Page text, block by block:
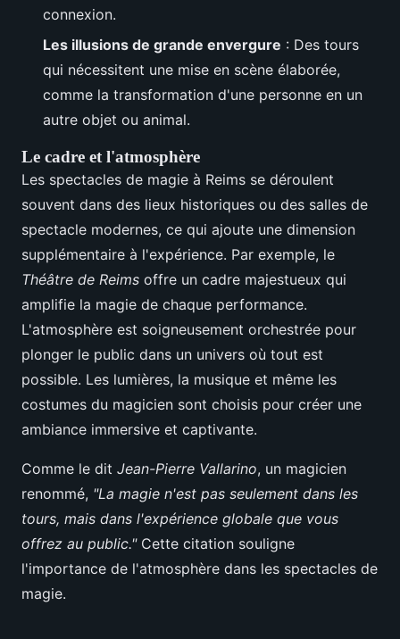
connexion.
Les illusions de grande envergure : Des tours
qui nécessitent une mise en scène élaborée,
comme la transformation d'une personne en un
autre objet ou animal.
Le cadre et l'atmosphère
Les spectacles de magie à Reims se déroulent
souvent dans des lieux historiques ou des salles de
spectacle modernes, ce qui ajoute une dimension
supplémentaire à l'expérience. Par exemple, le
Théâtre de Reims offre un cadre majestueux qui
amplifie la magie de chaque performance.
L'atmosphère est soigneusement orchestrée pour
plonger le public dans un univers où tout est
possible. Les lumières, la musique et même les
costumes du magicien sont choisis pour créer une
ambiance immersive et captivante.
Comme le dit Jean-Pierre Vallarino, un magicien
renommé, "La magie n'est pas seulement dans les
tours, mais dans l'expérience globale que vous
offrez au public."Cette citation souligne
l'importance de l'atmosphère dans les spectacles de
magie.